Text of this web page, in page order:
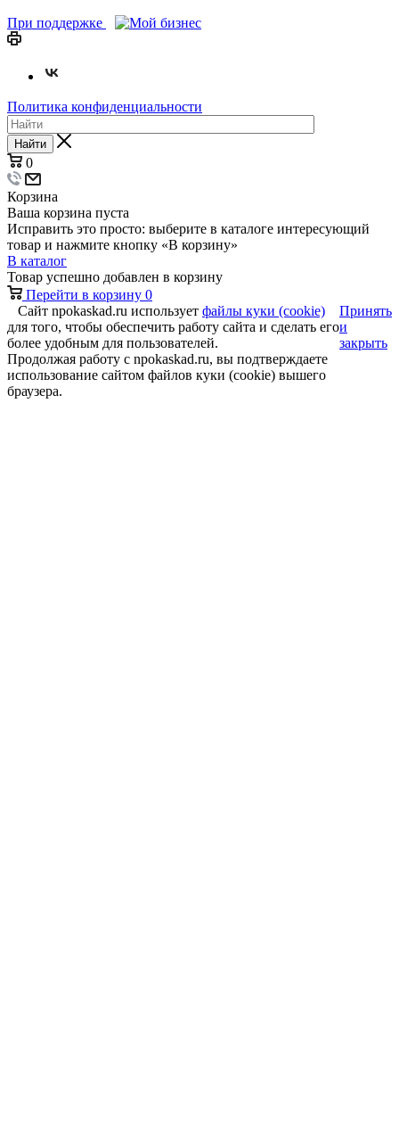
При поддержке
Политика конфиденциальности
Найти
0
Корзина
Ваша корзина пуста
Исправить это просто: выберите в каталоге интересующий
товар и нажмите кнопку «В корзину»
В каталог
Товар успешно добавлен в корзину
Перейти в корзину 0
Сайт npokaskad.ru использует файлы куки (cookie)
для того, чтобы обеспечить работу сайта и сделать его
более удобным для пользователей.
Продолжая работу с npokaskad.ru, вы подтверждаете
использование сайтом файлов куки (cookie) вышего
браузера.
Принять
и
закрыть